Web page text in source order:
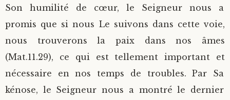
Son humilité de cœur, le Seigneur nous a
promis que si nous Le suivons dans cette voie,
nous trouverons la paix dans nos âmes
(Mat.11.29), ce qui est tellement important et
nécessaire en nos temps de troubles. Par Sa
kénose, le Seigneur nous a montré le dernier